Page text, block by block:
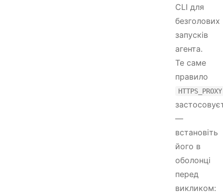
CLI для
безголових
запусків
агента.
Те саме
правило
HTTPS_PROXY
—
встановіть
його в
оболонці
перед
викликом: